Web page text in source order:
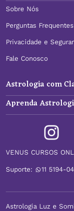
Sobre Nós
Perguntas Frequentes
Privacidade e
Fale Conosco
Astrologia com
Aprenda
VENUS CURSOS
Suporte: 11 5194-
Astrologia Luz e